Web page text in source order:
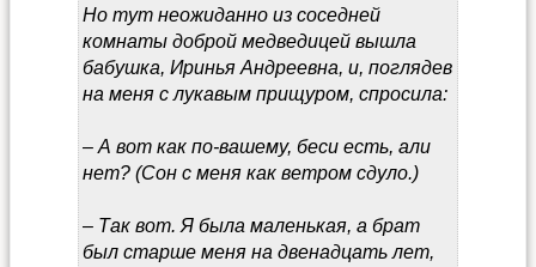
Но тут неожиданно из соседней
комнаты доброй медведицей вышла
бабушка, Иринья Андреевна, и, поглядев
на меня с лукавым прищуром, спросила:
– А вот как по-вашему, беси есть, али
нет? (Сон с меня как ветром сдуло.)
– Так вот. Я была маленькая, а брат
был старше меня на двенадцать лет,